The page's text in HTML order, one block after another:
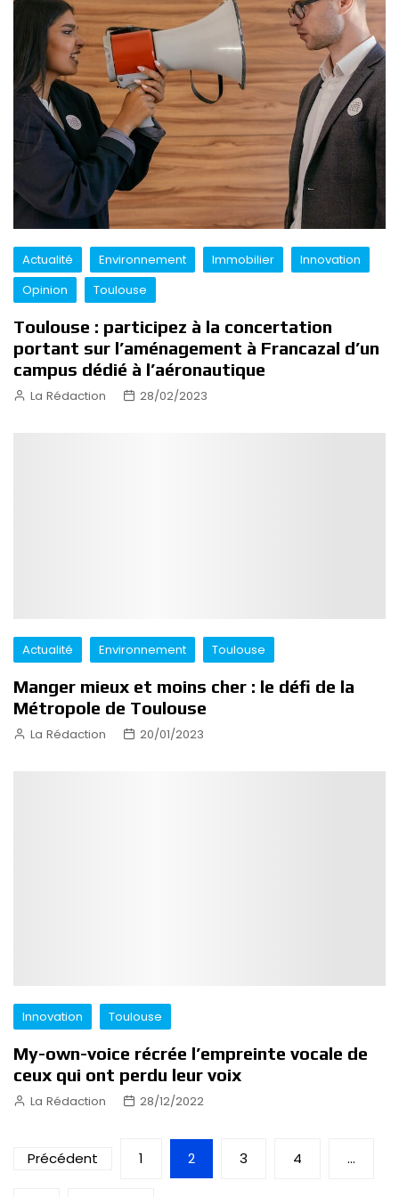
Actualité Environnement Immobilier
Innovation
Opinion
Toulouse
Toulouse : participez à la concertation
portant sur l’aménagement à Francazal d’un
campus dédié à l’aéronautique
La Rédaction 28/02/2023
Actualité Environnement Toulouse
Manger mieux et moins cher : le défi de la
Métropole de Toulouse
La Rédaction 20/01/2023
Innovation Toulouse
My-own-voice récrée l’empreinte vocale de
ceux qui ont perdu leur voix
La Rédaction 28/12/2022
Pagination
Précédent 1 2 3 4 …